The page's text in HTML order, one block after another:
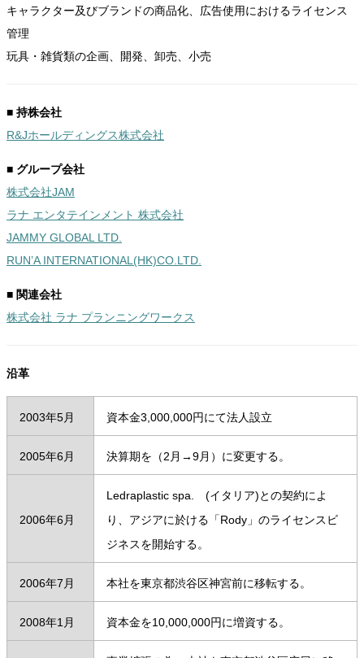
キャラクター及びブランドの商品化、広告使用におけるライセンス
管理
玩具・雑貨類の企画、開発、卸売、小売
■ 持株会社
R&Jホールディングス株式会社
■ グループ会社
株式会社JAM
ラナ エンタテインメント 株式会社
JAMMY GLOBAL LTD.
RUN’A INTERNATIONAL(HK)CO.LTD.
■ 関連会社
株式会社 ラナ プランニングワークス
沿革
2003年5月 資本金3,000,000円にて法人設立
2005年6月 決算期を（2月→9月）に変更する。
2006年6月
Ledraplastic spa. (イタリア)との契約によ
り、アジアに於ける「Rody」のライセンスビ
ジネスを開始する。
2006年7月 本社を東京都渋谷区神宮前に移転する。
2008年1月 資本金を10,000,000円に増資する。